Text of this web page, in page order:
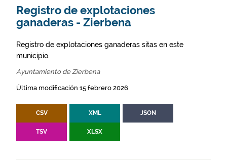
Registro de explotaciones
ganaderas - Zierbena
Registro de explotaciones ganaderas sitas en este
municipio.
Ayuntamiento de Zierbena
Última modificación 15 febrero 2026
CSV XML JSON
TSV XLSX